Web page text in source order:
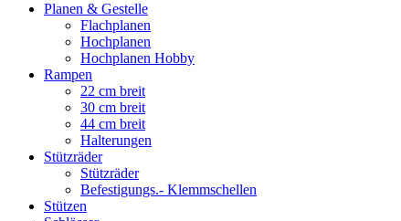
Planen & Gestelle
Flachplanen
Hochplanen
Hochplanen Hobby
Rampen
22 cm breit
30 cm breit
44 cm breit
Halterungen
Stützräder
Stützräder
Befestigungs.- Klemmschellen
Stützen